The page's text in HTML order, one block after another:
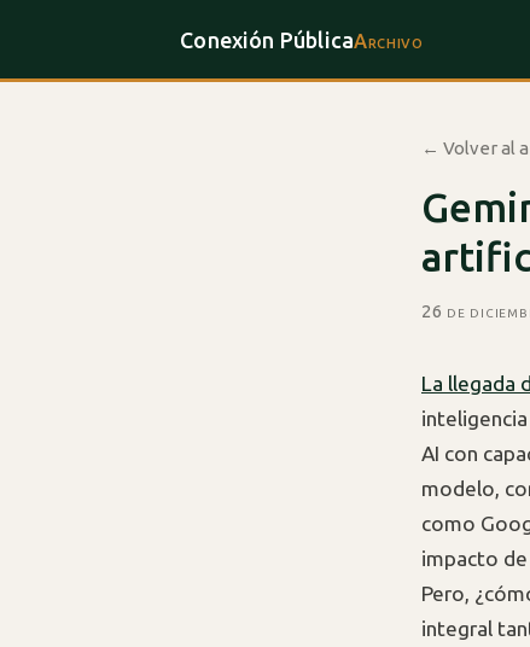
Conexión PúblicaArchivo
← Volver al
26 de
La llegada
AI con
modelo,
como
impacto
Pero,
integral